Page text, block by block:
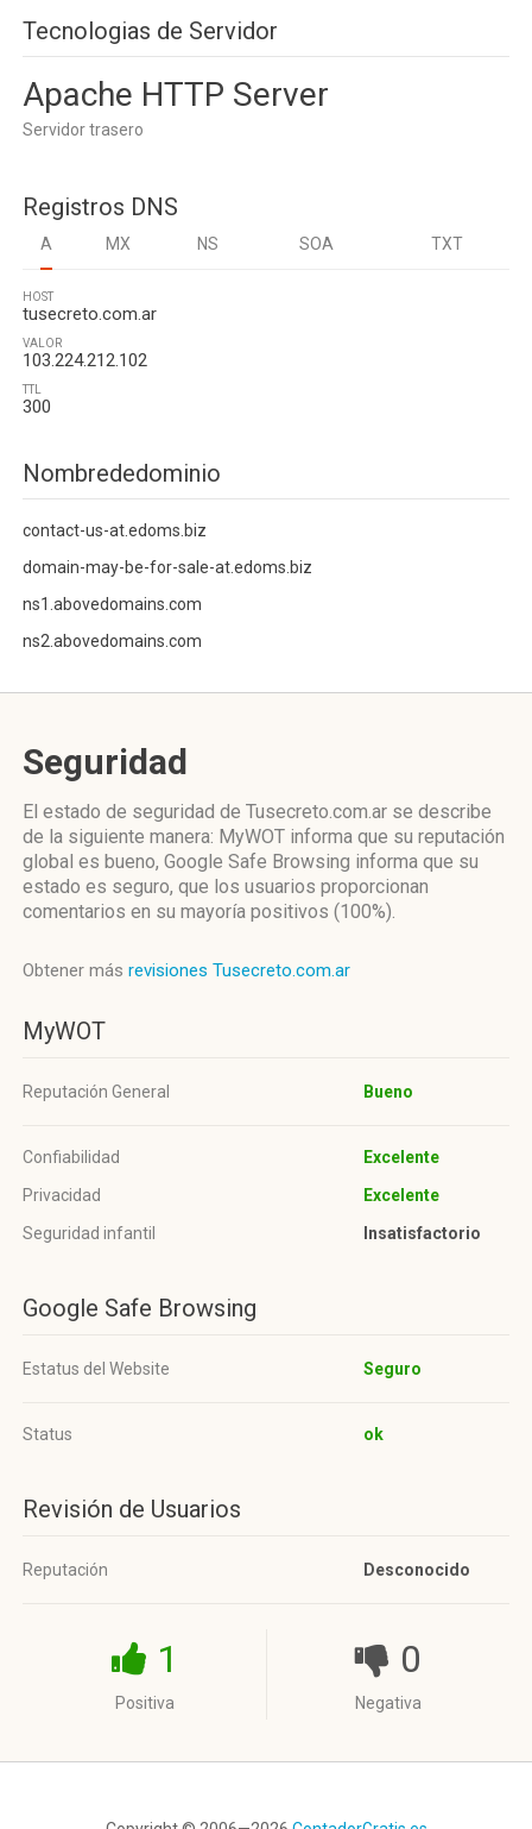
Tecnologias de Servidor
Apache HTTP Server
Servidor trasero
Registros DNS
A MX NS SOA TXT
HOST
tusecreto.com.ar
VALOR
103.224.212.102
TTL
300
Nombrededominio
contact-us-at.edoms.biz
domain-may-be-for-sale-at.edoms.biz
ns1.abovedomains.com
ns2.abovedomains.com
Seguridad
El estado de seguridad de Tusecreto.com.ar se describe
de la siguiente manera: MyWOT informa que su reputación
global es bueno, Google Safe Browsing informa que su
estado es seguro, que los usuarios proporcionan
comentarios en su mayoría positivos (100%).
Obtener más revisiones Tusecreto.com.ar
MyWOT
Reputación General Bueno
Confiabilidad
Excelente
Privacidad
Excelente
Seguridad infantil
Insatisfactorio
Google Safe Browsing
Estatus del Website Seguro
Status ok
Revisión de Usuarios
Reputación Desconocido
1
Positiva
0
Negativa